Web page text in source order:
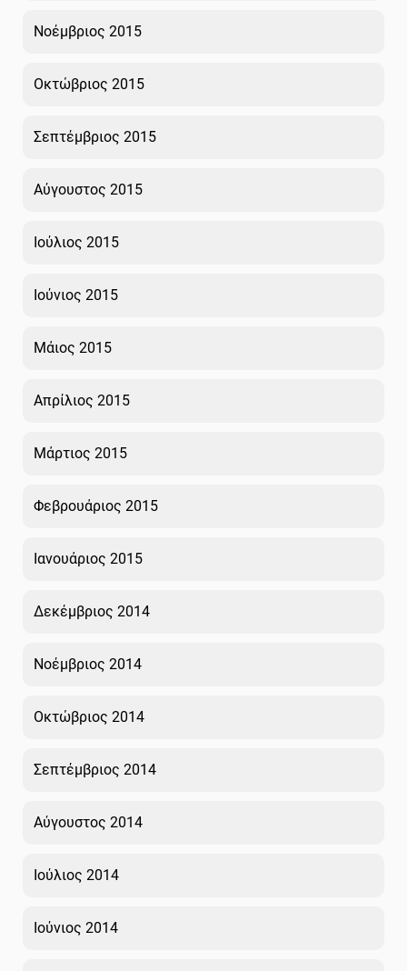
Νοέμβριος 2015
Οκτώβριος 2015
Σεπτέμβριος 2015
Αύγουστος 2015
Ιούλιος 2015
Ιούνιος 2015
Μάιος 2015
Απρίλιος 2015
Μάρτιος 2015
Φεβρουάριος 2015
Ιανουάριος 2015
Δεκέμβριος 2014
Νοέμβριος 2014
Οκτώβριος 2014
Σεπτέμβριος 2014
Αύγουστος 2014
Ιούλιος 2014
Ιούνιος 2014